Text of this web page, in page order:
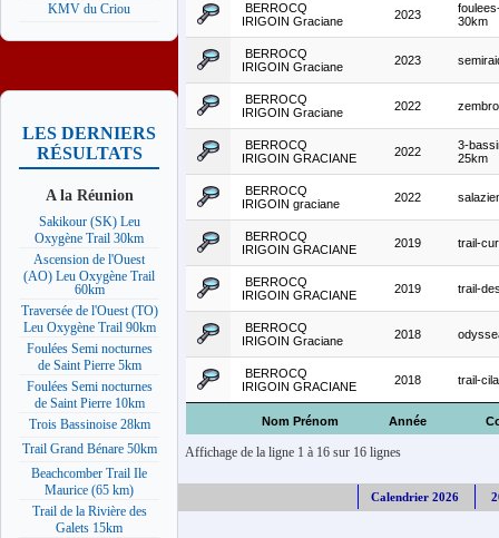
KMV du Criou
LES DERNIERS
RÉSULTATS
A la Réunion
Sakikour (SK) Leu
Oxygène Trail 30km
Ascension de l'Ouest
(AO) Leu Oxygène Trail
60km
Traversée de l'Ouest (TO)
Leu Oxygène Trail 90km
Foulées Semi nocturnes
de Saint Pierre 5km
Foulées Semi nocturnes
de Saint Pierre 10km
Trois Bassinoise 28km
Trail Grand Bénare 50km
Beachcomber Trail Ile
Maurice (65 km)
Trail de la Rivière des
Galets 15km
Nom Prénom Année
BERROCQ
IRIGOIN Graciane
2023
30km
BERROCQ
IRIGOIN Graciane
2023
BERROCQ
IRIGOIN Graciane
2022
BERROCQ
IRIGOIN GRACIANE
2022
3-
25km
BERROCQ
IRIGOIN graciane
2022
BERROCQ
IRIGOIN GRACIANE
2019 trail-
BERROCQ
IRIGOIN GRACIANE
2019 trail-
BERROCQ
IRIGOIN Graciane
2018
BERROCQ
IRIGOIN GRACIANE
2018 trail-
Affichage de la ligne 1 à 16 sur 16 lignes
Calendrier 2026